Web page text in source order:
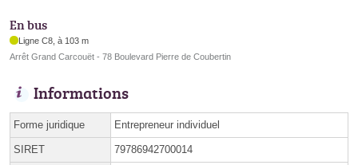
En bus
Ligne C8, à 103 m
Arrêt Grand Carcouët - 78 Boulevard Pierre de Coubertin
Informations
Forme juridique Entrepreneur individuel
SIRET 79786942700014